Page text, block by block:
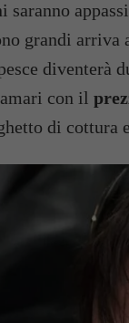
saranno
grandi arriva
diventerà
con il
di cottura